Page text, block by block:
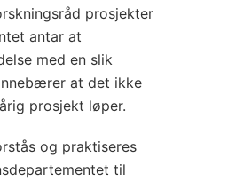
prosjekter
antar at
med en slik
at det ikke
prosjekt løper.
og praktiseres
til